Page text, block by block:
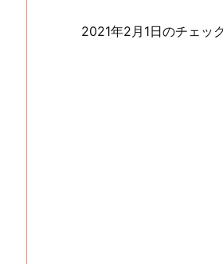
2021年2月1日のチェッ